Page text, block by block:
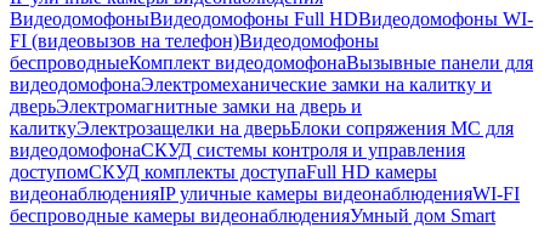
ВидеодомофоныВидеодомофоны Full HDВидеодомофоны WI-
FI (видеовызов на телефон)Видеодомофоны
беспроводныеКомплект видеодомофонаВызывные панели для
видеодомофонаЭлектромеханические замки на калитку и
дверьЭлектромагнитные замки на дверь и
калиткуЭлектрозащелки на дверьБлоки сопряжения МС для
видеодомофонаСКУД системы контроля и управления
доступомСКУД комплекты доступаFull HD камеры
видеонаблюденияIP уличные камеры видеонаблюденияWI-FI
беспроводные камеры видеонаблюденияУмный дом Smart